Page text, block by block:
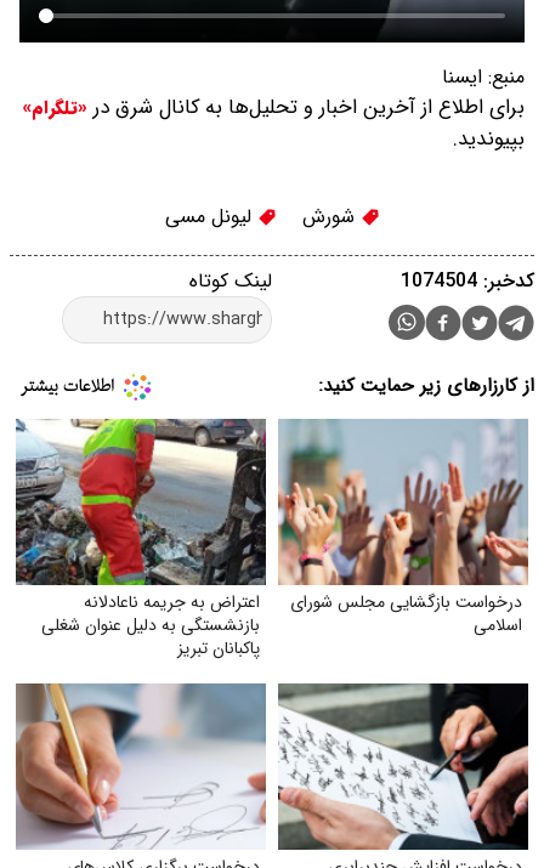
منبع: ايسنا
برای اطلاع از آخرین اخبار و تحلیل‌ها به کانال شرق در «تلگرام»
بپیوندید.
شورش لیونل مسی
لینک کوتاه کدخبر: 1074504
از کارزارهای زیر حمایت کنید:
درخواست بازگشایی مجلس شورای
اسلامی
اعتراض به جریمه ناعادلانه
بازنشستگی به دلیل عنوان شغلی
پاکبانان تبریز